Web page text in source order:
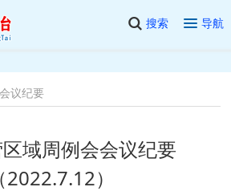
搜索 导航
会议纪要
域周例会会议纪要
（2022.7.12）